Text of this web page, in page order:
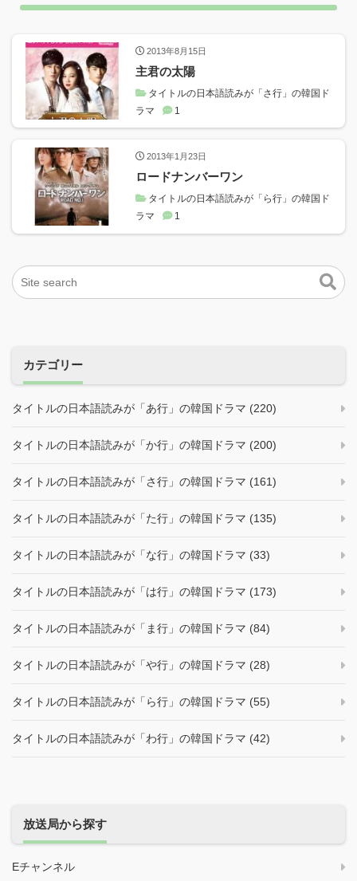
2013年8月15日
主君の太陽
タイトルの日本語読みが「さ行」の韓国ド
ラマ
1
2013年1月23日
ロードナンバーワン
タイトルの日本語読みが「ら行」の韓国ド
ラマ
1
カテゴリー
タイトルの日本語読みが「あ行」の韓国ドラマ (220)
タイトルの日本語読みが「か行」の韓国ドラマ (200)
タイトルの日本語読みが「さ行」の韓国ドラマ (161)
タイトルの日本語読みが「た行」の韓国ドラマ (135)
タイトルの日本語読みが「な行」の韓国ドラマ (33)
タイトルの日本語読みが「は行」の韓国ドラマ (173)
タイトルの日本語読みが「ま行」の韓国ドラマ (84)
タイトルの日本語読みが「や行」の韓国ドラマ (28)
タイトルの日本語読みが「ら行」の韓国ドラマ (55)
タイトルの日本語読みが「わ行」の韓国ドラマ (42)
放送局から探す
Eチャンネル